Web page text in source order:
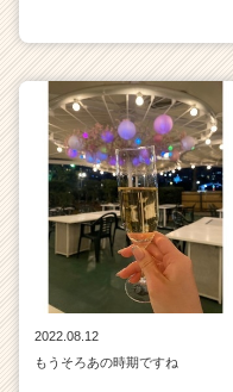
2022.08.12
もうそろあの時期ですね